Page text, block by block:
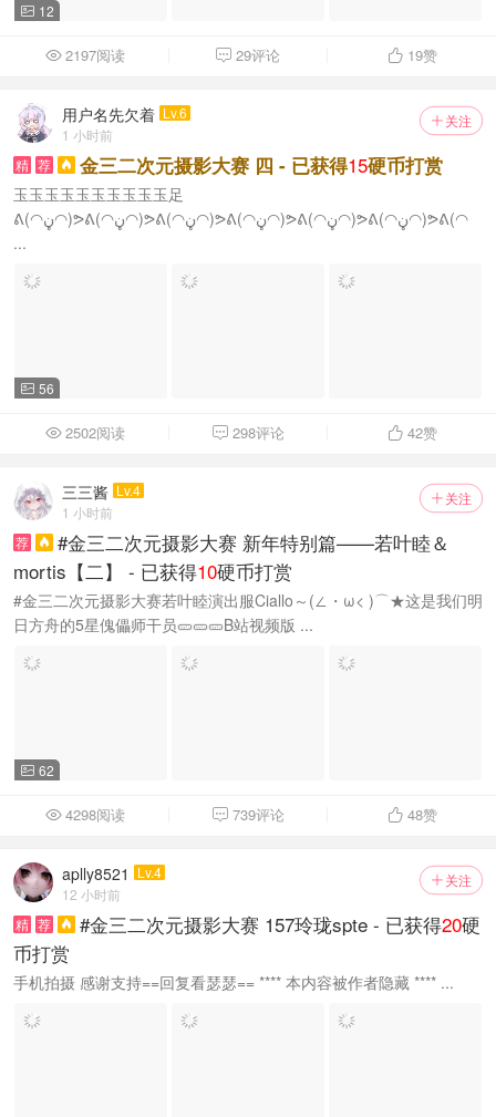
 12
 2197阅读  29评论  19赞
 关注
用户名先欠着 Lv.6
1 小时前
精 荐  金三二次元摄影大赛 四 - 已获得15硬币打赏
玉玉玉玉玉玉玉玉玉玉足
ᕕ(◠ڼ◠)ᕗᕕ(◠ڼ◠)ᕗᕕ(◠ڼ◠)ᕗᕕ(◠ڼ◠)ᕗᕕ(◠ڼ◠)ᕗᕕ(◠ڼ◠)ᕗᕕ(◠
...
 56
 2502阅读  298评论  42赞
 关注
三三酱 Lv.4
1 小时前
荐

#金三二次元摄影大赛 新年特别篇——若叶睦＆
mortis【二】 - 已获得10硬币打赏
#金三二次元摄影大赛若叶睦演出服Ciallo～(∠・ω< )⌒★这是我们明
日方舟的5星傀儡师干员🥒🥒🥒B站视频版 ...
 62
 4298阅读  739评论  48赞
 关注
aplly8521
Lv.4
12 小时前
精 荐  #金三二次元摄影大赛 157玲珑spte - 已获得20硬
币打赏
手机拍摄 感谢支持==回复看瑟瑟== **** 本内容被作者隐藏 **** ...